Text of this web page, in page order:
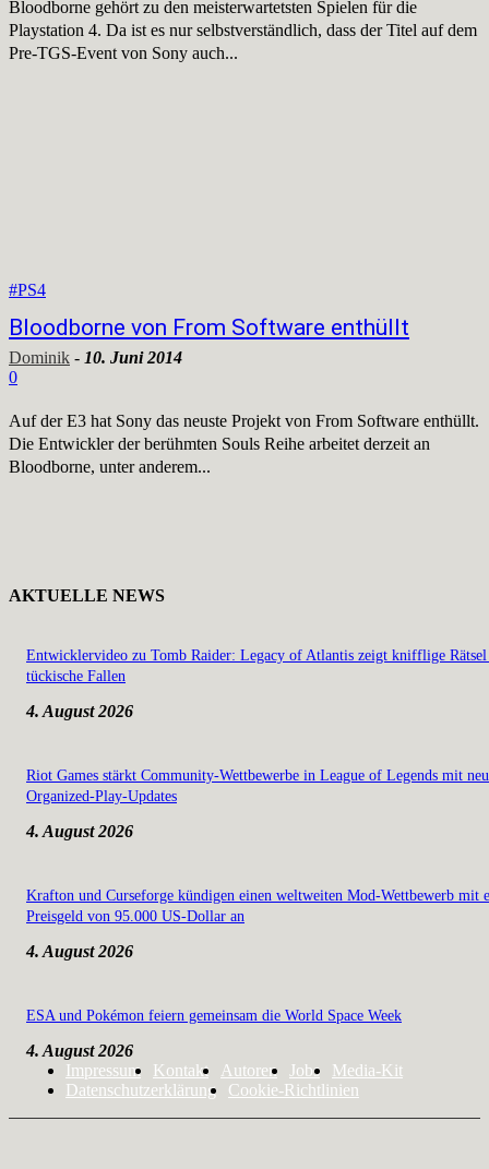
Bloodborne gehört zu den meisterwartetsten Spielen für die
Playstation 4. Da ist es nur selbstverständlich, dass der Titel auf dem
Pre-TGS-Event von Sony auch...
#PS4
Bloodborne von From Software enthüllt
Dominik - 10. Juni 2014
0
Auf der E3 hat Sony das neuste Projekt von From Software enthüllt.
Die Entwickler der berühmten Souls Reihe arbeitet derzeit an
Bloodborne, unter anderem...
AKTUELLE NEWS
Entwicklervideo zu Tomb Raider: Legacy of Atlantis zeigt knifflige Rätsel
tückische Fallen
4. August 2026
Riot Games stärkt Community-Wettbewerbe in League of Legends mit
Organized-Play-Updates
4. August 2026
Krafton und Curseforge kündigen einen weltweiten Mod-Wettbewerb mit
Preisgeld von 95.000 US-Dollar an
4. August 2026
ESA und Pokémon feiern gemeinsam die World Space Week
4. August 2026
Impressum
Kontakt Autoren Jobs
Media-Kit
Datenschutzerklärung
Cookie-Richtlinien